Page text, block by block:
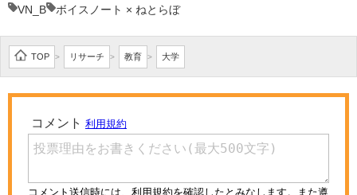
VN_B ボイスノート × ねとらぼ
TOP > リサーチ > 教育 > 大学